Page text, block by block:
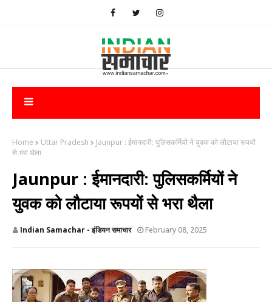
Home Uttar Pradesh
Jaunpur : ​ईमानदारी: पुलिसकर्मियों ने युवक को लौटाया रूपयों
से भरा थैला
Jaunpur : ​ईमानदारी: पुलिसकर्मियों ने
युवक को लौटाया रूपयों से भरा थैला
Indian Samachar - इंडियन समाचार February 08, 2025